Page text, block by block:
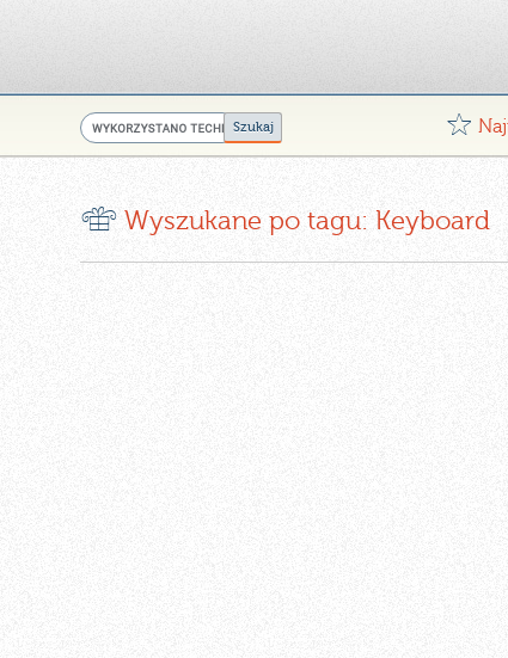
G
r Wyszukane po tagu: Keyboard